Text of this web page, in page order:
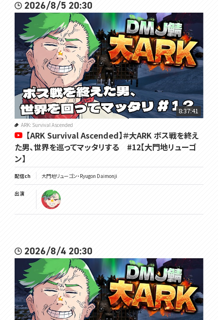
2026/8/5 20:30
8:37:41
ARK: Survival Ascended
【ARK Survival Ascended】＃大ARK ボス戦を終え
た男、世界を巡ってマッタリする #12【大門地リューゴ
ン】
配信ch 大門地リューゴン・Ryugon Daimonji
出演
2026/8/4 20:30